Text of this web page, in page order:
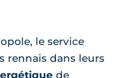
le service
rennais dans leurs
de